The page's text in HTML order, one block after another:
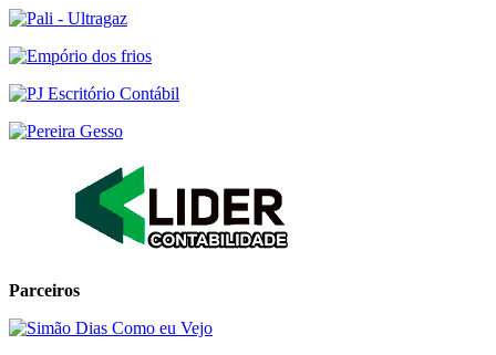
Parceiros